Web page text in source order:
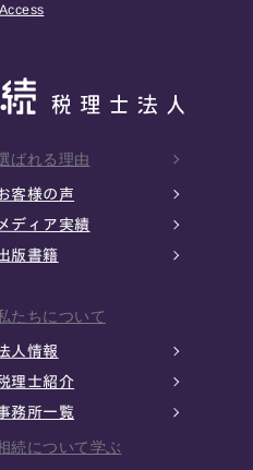
Access
ばれる理由
客様の声
メディア実績
版書籍
たちについて
人情報
理士紹介
務所一覧
続について学ぶ